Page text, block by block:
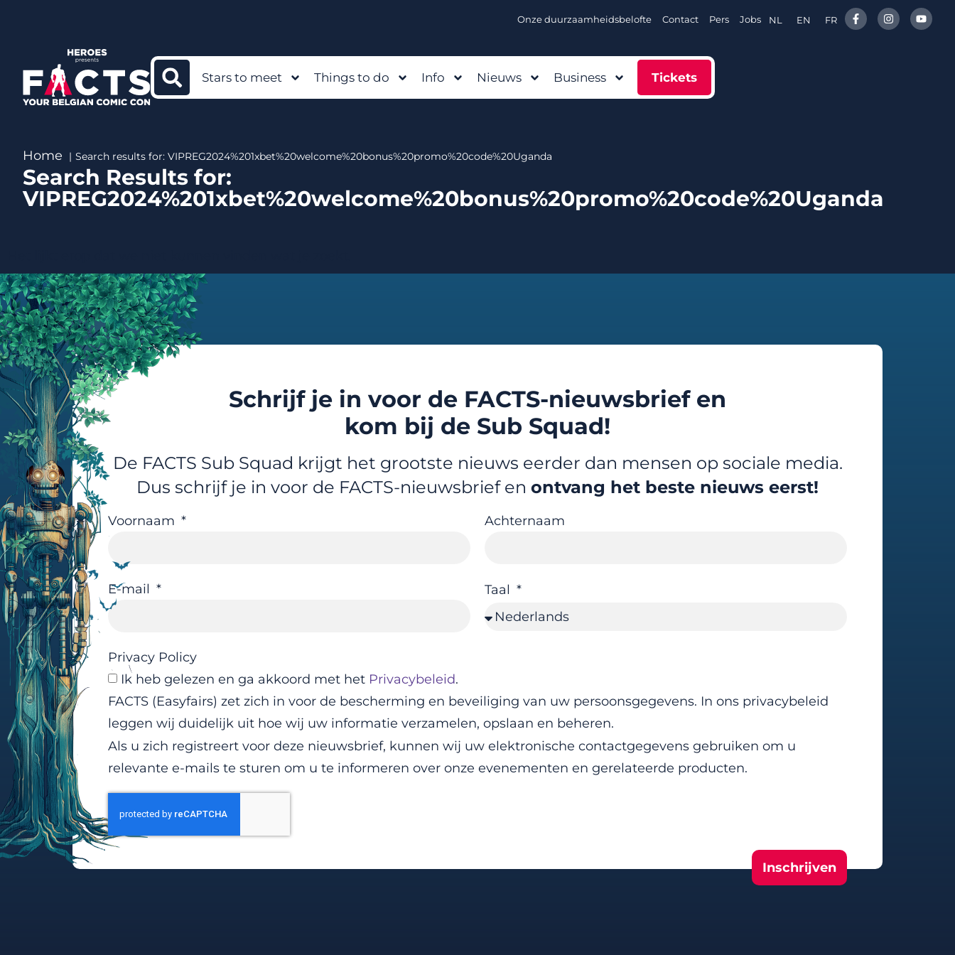
Onze duurzaamheidsbelofte Contact Pers Jobs NL EN FR
Stars to meet Things to do Info Nieuws Business Tickets
Home Search results for: VIPREG2024%201xbet%20welcome%20bonus%20promo%20code%20Uganda
Search Results for:
VIPREG2024%201xbet%20welcome%20bonus%20promo%20code%20Uganda
Schrijf je in voor de FACTS-nieuwsbrief en
kom bij de Sub Squad!
De FACTS Sub Squad krijgt het grootste nieuws eerder dan mensen op sociale media.
Dus schrijf je in voor de FACTS-nieuwsbrief en ontvang het beste nieuws eerst!
Voornaam Achternaam
E-mail Taal
Privacy Policy
Ik heb gelezen en ga akkoord met het Privacybeleid.
FACTS (Easyfairs) zet zich in voor de bescherming en beveiliging van uw persoonsgegevens. In ons privacybeleid
leggen wij duidelijk uit hoe wij uw informatie verzamelen, opslaan en beheren.
Als u zich registreert voor deze nieuwsbrief, kunnen wij uw elektronische contactgegevens gebruiken om u
relevante e-mails te sturen om u te informeren over onze evenementen en gerelateerde producten.
Inschrijven